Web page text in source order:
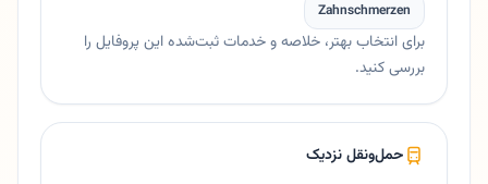
Zahnschmerzen
برای انتخاب بهتر، خلاصه و خدمات ثبت‌شده این پروفایل را
بررسی کنید.
حمل‌ونقل نزدیک